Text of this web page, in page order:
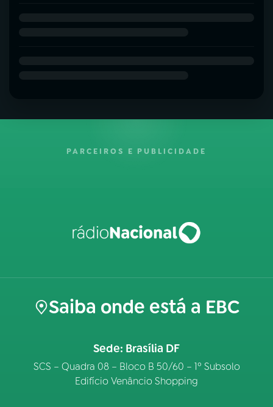
PARCEIROS E PUBLICIDADE
Saiba onde está a EBC
Sede: Brasília DF
SCS – Quadra 08 – Bloco B 50/60 – 1º Subsolo
Edifício Venâncio Shopping